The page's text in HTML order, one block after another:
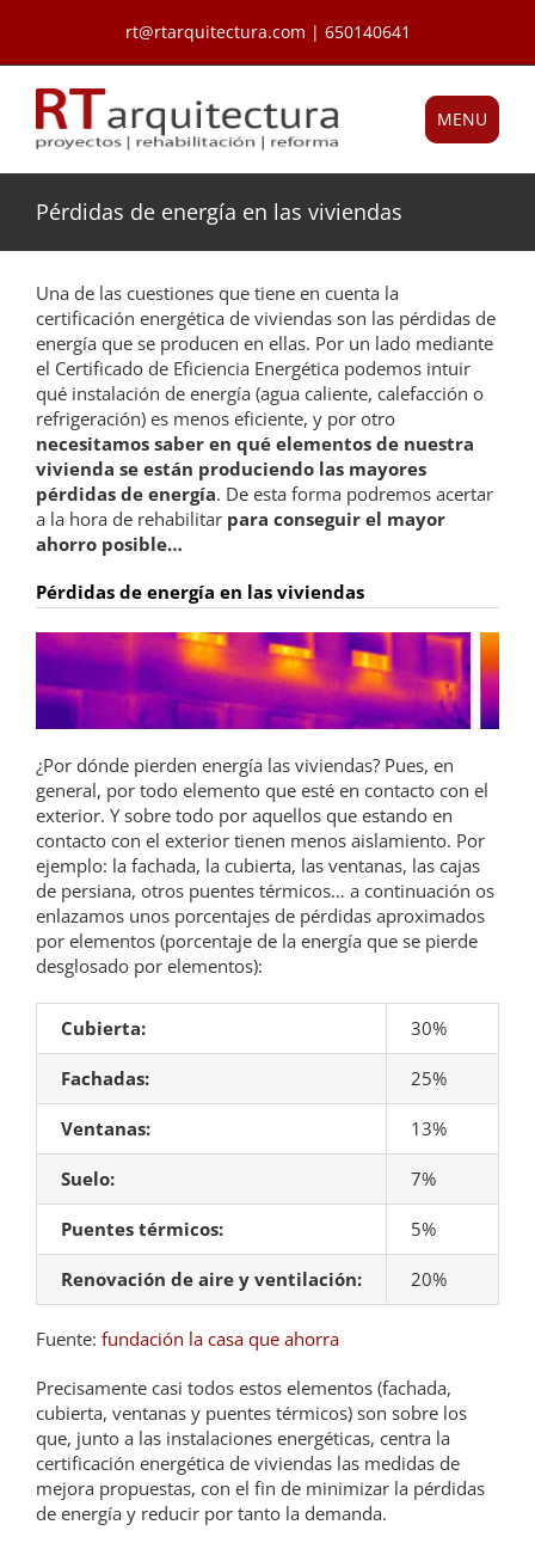
contenido
rt@rtarquitectura.com | 650140641
MENU
Pérdidas de energía en las viviendas
Una de las cuestiones que tiene en cuenta la
certificación energética de viviendas son las pérdidas de
energía que se producen en ellas. Por un lado mediante
el Certificado de Eficiencia Energética podemos intuir
qué instalación de energía (agua caliente, calefacción o
refrigeración) es menos eficiente, y por otro
necesitamos saber en qué elementos de nuestra
vivienda se están produciendo las mayores
pérdidas de energía. De esta forma podremos acertar
a la hora de rehabilitar para conseguir el mayor
ahorro posible…
Pérdidas de energía en las viviendas
¿Por dónde pierden energía las viviendas? Pues, en
general, por todo elemento que esté en contacto con el
exterior. Y sobre todo por aquellos que estando en
contacto con el exterior tienen menos aislamiento. Por
ejemplo: la fachada, la cubierta, las ventanas, las cajas
de persiana, otros puentes térmicos… a continuación os
enlazamos unos porcentajes de pérdidas aproximados
por elementos (porcentaje de la energía que se pierde
desglosado por elementos):
Cubierta: 30%
Fachadas: 25%
Ventanas: 13%
Suelo: 7%
Puentes térmicos: 5%
Renovación de aire y ventilación: 20%
Fuente: fundación la casa que ahorra
Precisamente casi todos estos elementos (fachada,
cubierta, ventanas y puentes térmicos) son sobre los
que, junto a las instalaciones energéticas, centra la
certificación energética de viviendas las medidas de
mejora propuestas, con el fin de minimizar la pérdidas
de energía y reducir por tanto la demanda.